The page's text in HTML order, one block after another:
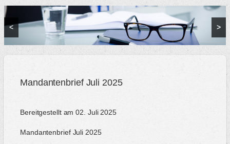
< >
Mandantenbrief Juli 2025
Bereitgestellt am 02. Juli 2025
Mandantenbrief Juli 2025